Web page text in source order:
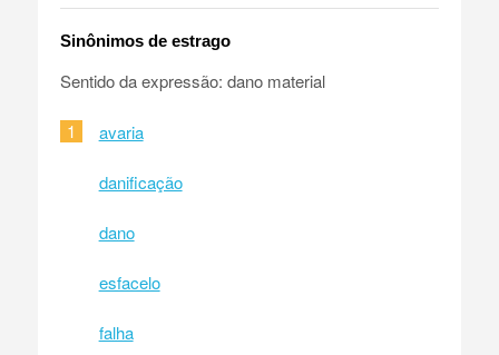
Sinônimos de estrago
Sentido da expressão: dano material
1 avaria
danificação
dano
esfacelo
falha